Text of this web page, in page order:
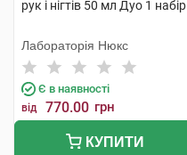
рук і нігтів 50 мл Дуо 1 набір
Лабораторія Нюкс
Є в наявності
від 770.00 грн
КУПИТИ